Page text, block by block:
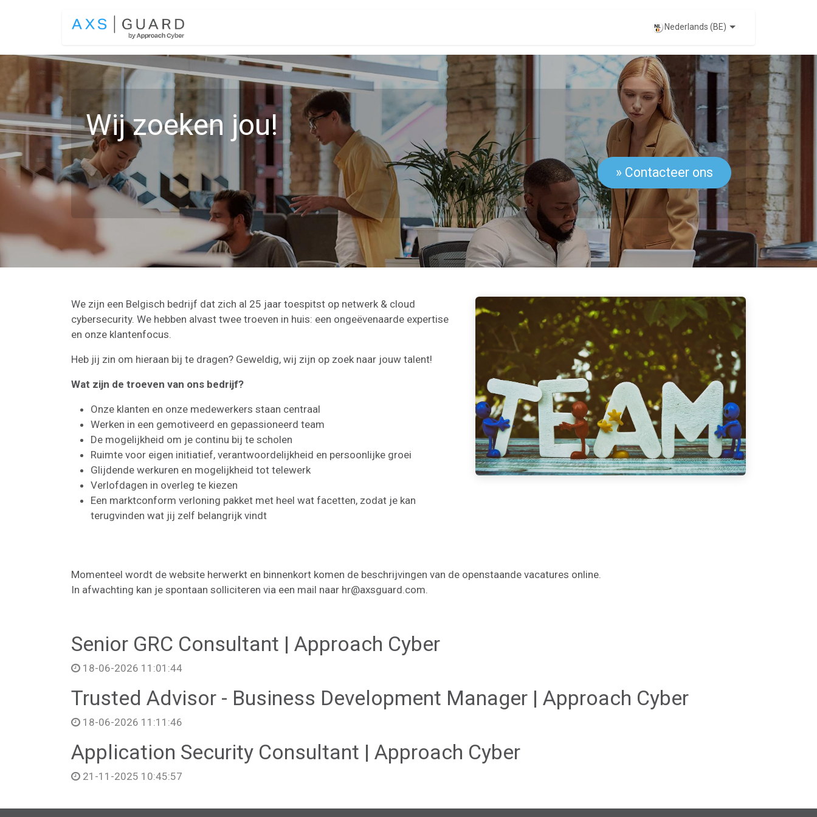
Nederlands (BE)
Wij zoeken jou!
» Contacteer ons
We zijn een Belgisch bedrijf dat zich al 25 jaar toespitst op netwerk & cloud
cybersecurity. We hebben alvast twee troeven in huis: een ongeëvenaarde expertise
en onze klantenfocus.
Heb jij zin om hieraan bij te dragen? Geweldig, wij zijn op zoek naar jouw talent!
Wat zijn de troeven van ons bedrijf?
Onze klanten en onze medewerkers staan centraal
Werken in een gemotiveerd en gepassioneerd team
De mogelijkheid om je continu bij te scholen
Ruimte voor eigen initiatief, verantwoordelijkheid en persoonlijke groei
Glijdende werkuren en mogelijkheid tot telewerk
Verlofdagen in overleg te kiezen
Een marktconform verloning pakket met heel wat facetten, zodat je kan
terugvinden wat jij zelf belangrijk vindt
Momenteel wordt de website herwerkt en binnenkort komen de beschrijvingen van de openstaande vacatures online.
In afwachting kan je spontaan solliciteren via een mail naar hr@axsguard.com.
Senior GRC Consultant | Approach Cyber
18-06-2026 11:01:44
Trusted Advisor - Business Development Manager | Approach Cyber
18-06-2026 11:11:46
Application Security Consultant | Approach Cyber
21-11-2025 10:45:57